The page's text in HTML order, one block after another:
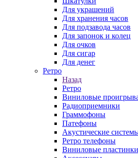
Для украшений
Для хранения часов
Для подзавода часов
Для запонок и колец
Для очков
Для сигар
Для денег
Ретро
Назад
Ретро
Виниловые
Радиоприемники
Граммофоны
Патефоны
Акустические
Ретро телефоны
Виниловые пластинки